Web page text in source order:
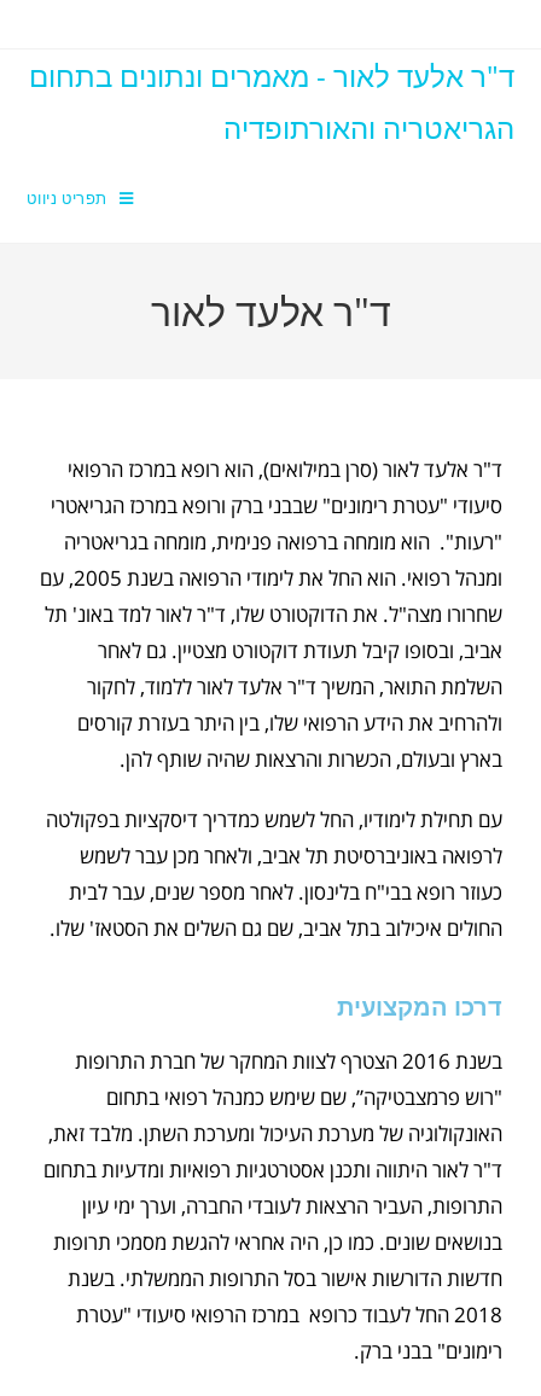
ד"ר אלעד לאור - מאמרים ונתונים בתחום
הגריאטריה והאורתופדיה
תפריט ניווט
ד"ר אלעד לאור
ד"ר אלעד לאור (סרן במילואים), הוא רופא במרכז הרפואי
סיעודי "עטרת רימונים" שבבני ברק ורופא במרכז הגריאטרי
"רעות". הוא מומחה ברפואה פנימית, מומחה בגריאטריה
ומנהל רפואי. הוא החל את לימודי הרפואה בשנת 2005, עם
שחרורו מצה"ל. את הדוקטורט שלו, ד"ר לאור למד באונ' תל
אביב, ובסופו קיבל תעודת דוקטורט מצטיין. גם לאחר
השלמת התואר, המשיך ד"ר אלעד לאור ללמוד, לחקור
ולהרחיב את הידע הרפואי שלו, בין היתר בעזרת קורסים
בארץ ובעולם, הכשרות והרצאות שהיה שותף להן.
עם תחילת לימודיו, החל לשמש כמדריך דיסקציות בפקולטה
לרפואה באוניברסיטת תל אביב, ולאחר מכן עבר לשמש
כעוזר רופא בבי"ח בלינסון. לאחר מספר שנים, עבר לבית
החולים איכילוב בתל אביב, שם גם השלים את הסטאז' שלו.
דרכו המקצועית
בשנת 2016 הצטרף לצוות המחקר של חברת התרופות
"רוש פרמצבטיקה”, שם שימש כמנהל רפואי בתחום
האונקולוגיה של מערכת העיכול ומערכת השתן. מלבד זאת,
ד"ר לאור היתווה ותכנן אסטרטגיות רפואיות ומדעיות בתחום
התרופות, העביר הרצאות לעובדי החברה, וערך ימי עיון
בנושאים שונים. כמו כן, היה אחראי להגשת מסמכי תרופות
חדשות הדורשות אישור בסל התרופות הממשלתי. בשנת
2018 החל לעבוד כרופא במרכז הרפואי סיעודי "עטרת
רימונים" בבני ברק.